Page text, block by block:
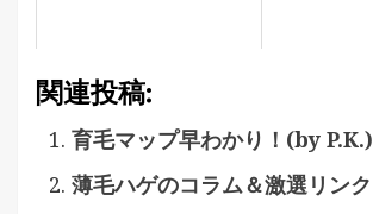
関連投稿:
育毛マップ早わかり！(by P.K.)
薄毛ハゲのコラム＆激選リンク